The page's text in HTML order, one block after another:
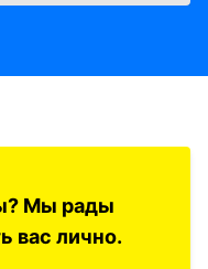
Мы рады
вас лично.